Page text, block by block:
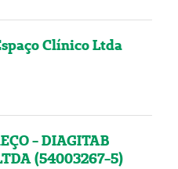
Clínico Ltda
- DIAGITAB
(54003267-5)